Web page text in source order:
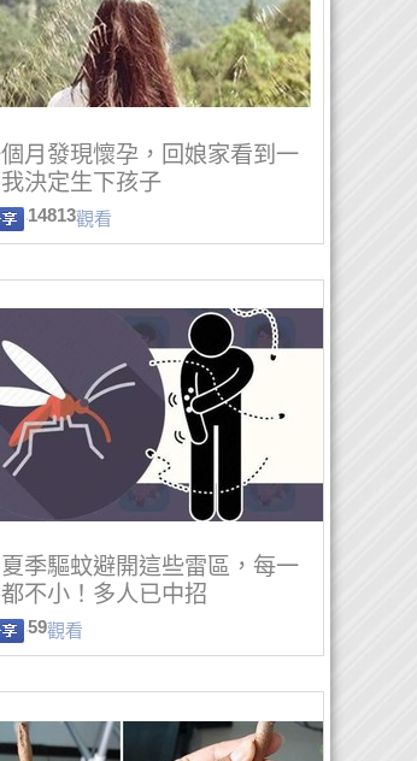
月發現懷孕，回娘家看到一
決定生下孩子
14813觀看
季驅蚊避開這些雷區，每一
不小！多人已中招
59觀看